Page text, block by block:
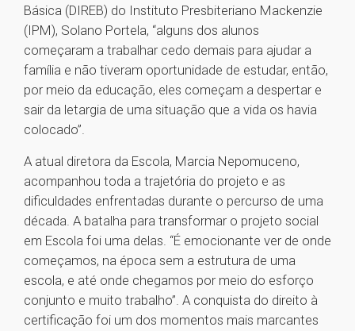
Básica (DIREB) do Instituto Presbiteriano Mackenzie
(IPM), Solano Portela, “alguns dos alunos
começaram a trabalhar cedo demais para ajudar a
família e não tiveram oportunidade de estudar, então,
por meio da educação, eles começam a despertar e
sair da letargia de uma situação que a vida os havia
colocado”.
A atual diretora da Escola, Marcia Nepomuceno,
acompanhou toda a trajetória do projeto e as
dificuldades enfrentadas durante o percurso de uma
década. A batalha para transformar o projeto social
em Escola foi uma delas. “É emocionante ver de onde
começamos, na época sem a estrutura de uma
escola, e até onde chegamos por meio do esforço
conjunto e muito trabalho”. A conquista do direito à
certificação foi um dos momentos mais marcantes